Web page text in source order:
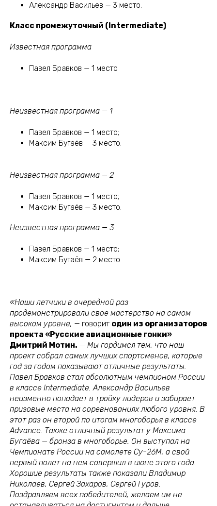
Александр Васильев — 3 место.
Класс промежуточный (Intermediate)
Известная программа
Павел Бравков — 1 место
Неизвестная программа — 1
Павел Бравков — 1 место;
Максим Бугаёв — 3 место.
Неизвестная программа — 2
Павел Бравков — 1 место;
Максим Бугаёв — 3 место.
Неизвестная программа — 3
Павел Бравков — 1 место;
Максим Бугаёв — 2 место.
«Наши летчики в очередной раз
продемонстрировали свое мастерство на самом
высоком уровне, — говорит один из организаторов
проекта «Русские авиационные гонки»
Дмитрий Мотин. — Мы гордимся тем, что наш
проект собрал самых лучших спортсменов, которые
год за годом показывают отличные результаты.
Павел Бравков стал абсолютным чемпионом России
в классе Intermediate. Александр Васильев
неизменно попадает в тройку лидеров и забирает
призовые места на соревнованиях любого уровня. В
этот раз он второй по итогам многоборья в классе
Advance. Также отличный результат у Максима
Бугаёва — бронза в многоборье. Он выступал на
Чемпионате России на самолете Су-26М, а свой
первый полет на нем совершил в июне этого года.
Хорошие результаты также показали Владимир
Николаев, Сергей Захаров, Сергей Гуров.
Поздравляем всех победителей, желаем им не